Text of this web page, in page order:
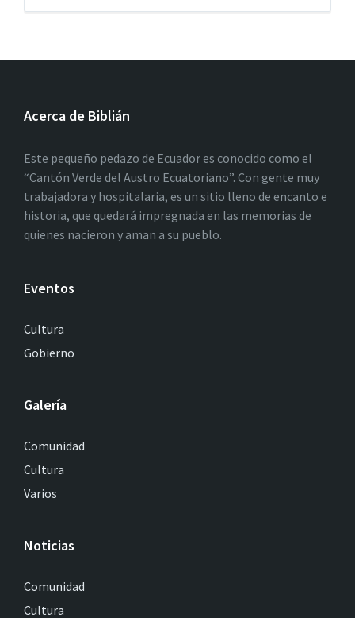
Acerca de Biblián
Este pequeño pedazo de Ecuador es conocido como el
“Cantón Verde del Austro Ecuatoriano”. Con gente muy
trabajadora y hospitalaria, es un sitio lleno de encanto e
historia, que quedará impregnada en las memorias de
quienes nacieron y aman a su pueblo.
Eventos
Cultura
Gobierno
Galería
Comunidad
Cultura
Varios
Noticias
Comunidad
Cultura